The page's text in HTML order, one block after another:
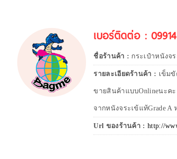
เบอร์ติดต่อ :
ชื่อร้านค้า : กระเป๋าหนังจ
รายละเอียดร้านค้า : เข็ม
ขายสินค้าแบบOnlineนะค
จากหนังจระเข้แท้Grade
Url ของร้านค้า : http://